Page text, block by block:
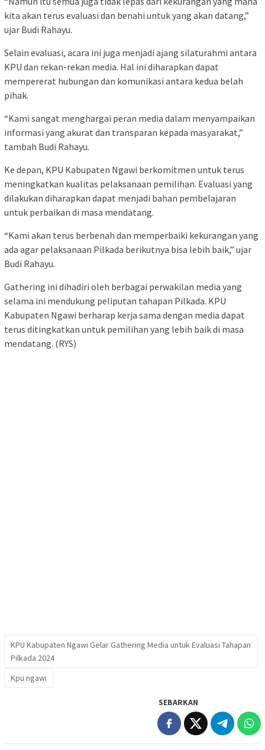
kita akan terus evaluasi dan benahi untuk yang akan datang,”
ujar Budi Rahayu.
Selain evaluasi, acara ini juga menjadi ajang silaturahmi antara
KPU dan rekan-rekan media. Hal ini diharapkan dapat
mempererat hubungan dan komunikasi antara kedua belah
pihak.
“Kami sangat menghargai peran media dalam menyampaikan
informasi yang akurat dan transparan kepada masyarakat,”
tambah Budi Rahayu.
Ke depan, KPU Kabupaten Ngawi berkomitmen untuk terus
meningkatkan kualitas pelaksanaan pemilihan. Evaluasi yang
dilakukan diharapkan dapat menjadi bahan pembelajaran
untuk perbaikan di masa mendatang.
“Kami akan terus berbenah dan memperbaiki kekurangan yang
ada agar pelaksanaan Pilkada berikutnya bisa lebih baik,” ujar
Budi Rahayu.
Gathering ini dihadiri oleh berbagai perwakilan media yang
selama ini mendukung peliputan tahapan Pilkada. KPU
Kabupaten Ngawi berharap kerja sama dengan media dapat
terus ditingkatkan untuk pemilihan yang lebih baik di masa
mendatang. (RYS)
KPU Kabupaten Ngawi Gelar Gathering Media untuk Evaluasi Tahapan
Pilkada 2024
Kpu ngawi
SEBARKAN